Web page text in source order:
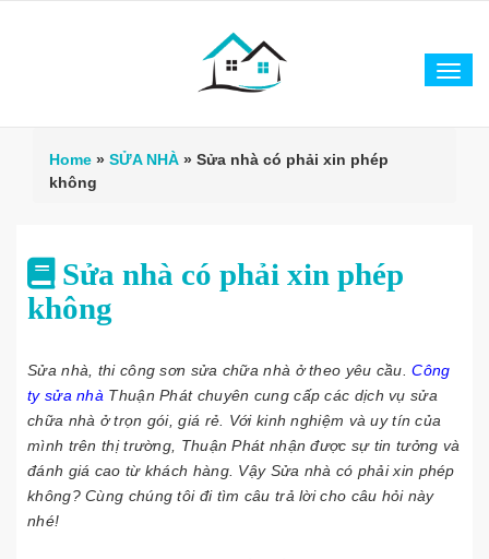
Home » SỬA NHÀ » Sửa nhà có phải xin phép
không
Sửa nhà có phải xin phép
không
Sửa nhà, thi công sơn sửa chữa nhà ở theo yêu cầu.Công
ty sửa nhà Thuận Phát chuyên cung cấp các dịch vụ sửa
chữa nhà ở trọn gói, giá rẻ. Với kinh nghiệm và uy tín của
mình trên thị trường, Thuận Phát nhận được sự tin tưởng và
đánh giá cao từ khách hàng. Vậy Sửa nhà có phải xin phép
không? Cùng chúng tôi đi tìm câu trả lời cho câu hỏi này
nhé!